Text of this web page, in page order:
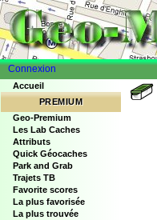
Connexion
Accueil
PREMIUM
Geo-Premium
Les Lab Caches
Attributs
Quick Géocaches
Park and Grab
Trajets TB
Favorite scores
La plus favorisée
La plus trouvée